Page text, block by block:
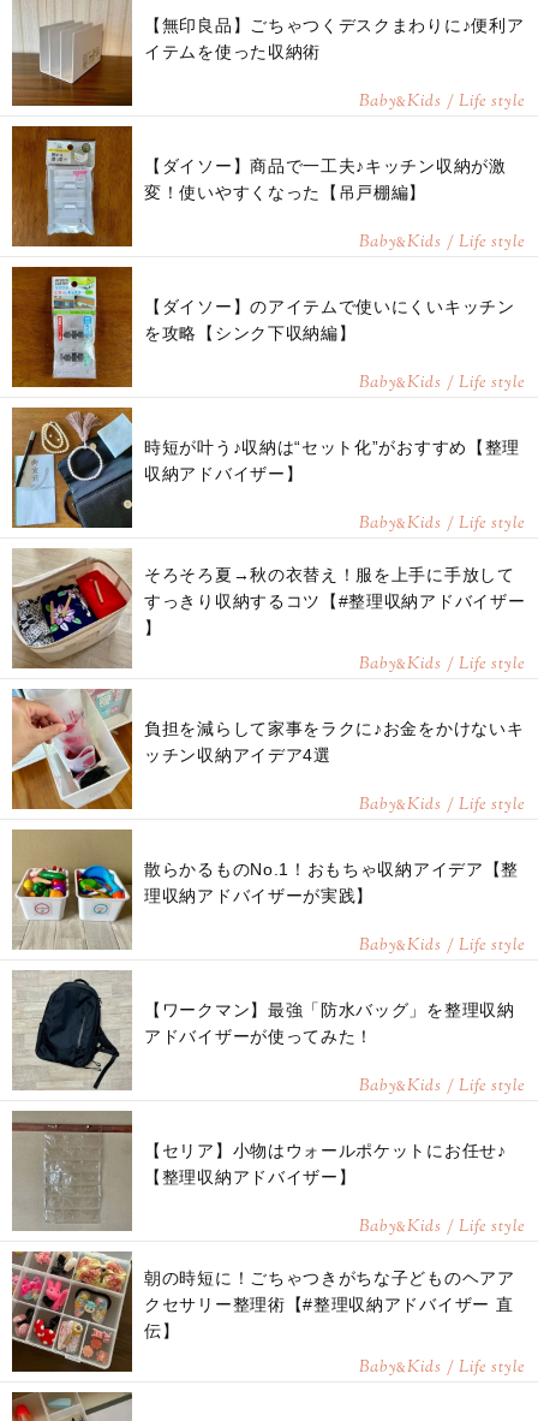
【無印良品】ごちゃつくデスクまわりに♪便利ア
イテムを使った収納術
Baby&Kids / Life style
【ダイソー】商品で一工夫♪キッチン収納が激
変！使いやすくなった【吊戸棚編】
Baby&Kids / Life style
【ダイソー】のアイテムで使いにくいキッチン
を攻略【シンク下収納編】
Baby&Kids / Life style
時短が叶う♪収納は“セット化”がおすすめ【整理
収納アドバイザー】
Baby&Kids / Life style
そろそろ夏→秋の衣替え！服を上手に手放して
すっきり収納するコツ【#整理収納アドバイザー
】
Baby&Kids / Life style
負担を減らして家事をラクに♪お金をかけないキ
ッチン収納アイデア4選
Baby&Kids / Life style
散らかるものNo.1！おもちゃ収納アイデア【整
理収納アドバイザーが実践】
Baby&Kids / Life style
【ワークマン】最強「防水バッグ」を整理収納
アドバイザーが使ってみた！
Baby&Kids / Life style
【セリア】小物はウォールポケットにお任せ♪
【整理収納アドバイザー】
Baby&Kids / Life style
朝の時短に！ごちゃつきがちな子どものヘアア
クセサリー整理術【#整理収納アドバイザー 直
伝】
Baby&Kids / Life style